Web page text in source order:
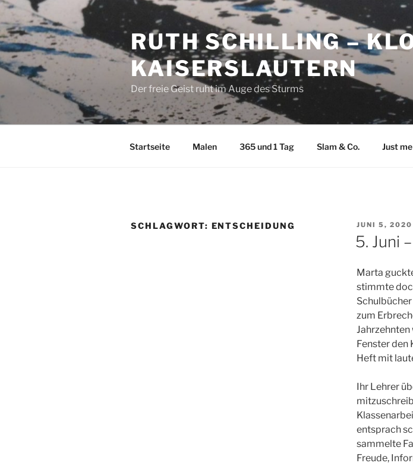
Zum
Inhalt
springen
RUTH SCHILLING –
KAISERSLAUTERN
Der freie Geist ruht im Auge des Sturms
Startseite Malen 365 und 1 Tag Slam & Co. Just me
SCHLAGWORT: ENTSCHEIDUNG
AM
JUNI 5, 2020
5. Juni
Marta
stimmte
zum
Fenster den
Heft mit
Ihr Lehrer
entsprach
sammelte
Freude,